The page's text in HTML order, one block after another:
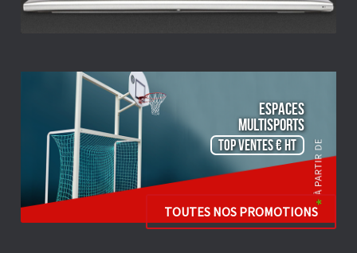
ESPACES
Multisports
TOP VENTES € HT
TOUTES NOS PROMOTIONS